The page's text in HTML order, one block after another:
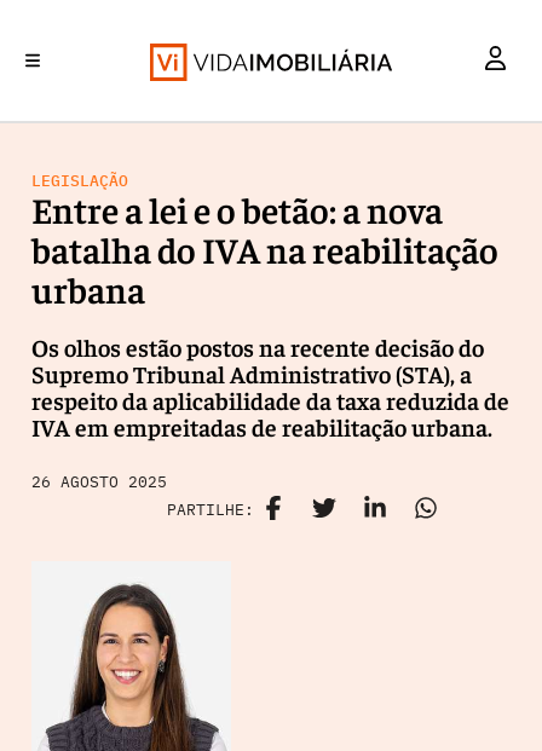
LEGISLAÇÃO
Entre a lei e o betão: a nova
batalha do IVA na reabilitação
urbana
Os olhos estão postos na recente decisão do
Supremo Tribunal Administrativo (STA), a
respeito da aplicabilidade da taxa reduzida de
IVA em empreitadas de reabilitação urbana.
26 AGOSTO 2025
PARTILHE: